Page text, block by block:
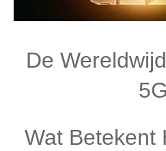
De
5G
Wat Betekent